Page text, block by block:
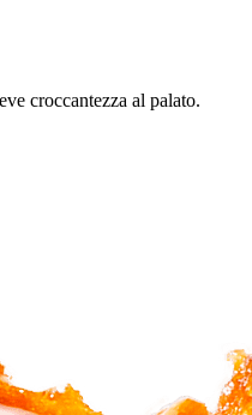
croccantezza al palato.